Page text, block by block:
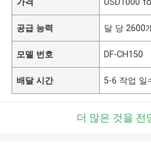
공급 능력 달 당 2600
모델 번호 DF-CH150
배달 시간 5-6 작업 일
더 많은 것을 전